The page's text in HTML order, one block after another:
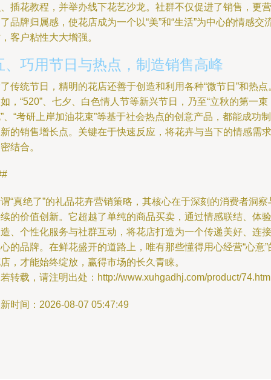
插花教程，并举办线下花艺沙龙。社群不仅促进了销售，更营
品牌归属感，使花店成为一个以“美”和“生活”为中心的情感交
客户粘性大大增强。
、巧用节日与热点，制造销售高峰
传统节日，精明的花店还善于创造和利用各种“微节日”和热点
，“520”、七夕、白色情人节等新兴节日，乃至“立秋的第一束
、“考研上岸加油花束”等基于社会热点的创意产品，都能成功制
的销售增长点。关键在于快速反应，将花卉与当下的情感需求
结合。
“真绝了”的礼品花卉营销策略，其核心在于深刻的消费者洞察
的价值创新。它超越了单纯的商品买卖，通过情感联结、体验
、个性化服务与社群互动，将花店打造为一个传递美好、连接
的品牌。在鲜花盛开的道路上，唯有那些懂得用心经营“心意”
，才能始终绽放，赢得市场的长久青睐。
转载，请注明出处：http://www.xuhgadhj.com/product/
时间：2026-08-07 05:47:49